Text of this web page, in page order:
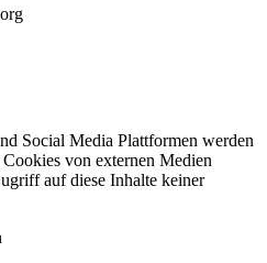
Social Media Plattformen werden
von externen Medien
auf diese Inhalte keiner